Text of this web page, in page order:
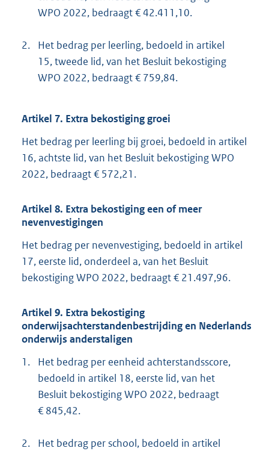
WPO 2022, bedraagt € 42.411,10.
2.
Het bedrag per leerling, bedoeld in artikel
15, tweede lid, van het Besluit bekostiging
WPO 2022, bedraagt € 759,84.
Artikel 7. Extra bekostiging groei
Het bedrag per leerling bij groei, bedoeld in artikel
16, achtste lid, van het Besluit bekostiging WPO
2022, bedraagt € 572,21.
Artikel 8. Extra bekostiging een of meer
nevenvestigingen
Het bedrag per nevenvestiging, bedoeld in artikel
17, eerste lid, onderdeel a, van het Besluit
bekostiging WPO 2022, bedraagt € 21.497,96.
Artikel 9. Extra bekostiging
onderwijsachterstandenbestrijding en Nederlands
onderwijs anderstaligen
1.
Het bedrag per eenheid achterstandsscore,
bedoeld in artikel 18, eerste lid, van het
Besluit bekostiging WPO 2022, bedraagt
€ 845,42.
2.
Het bedrag per school, bedoeld in artikel